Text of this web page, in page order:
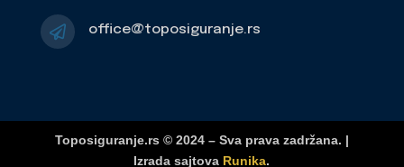
 office@toposiguranje.rs
Toposiguranje.rs © 2024 – Sva prava zadržana. |
Izrada sajtova Runika.